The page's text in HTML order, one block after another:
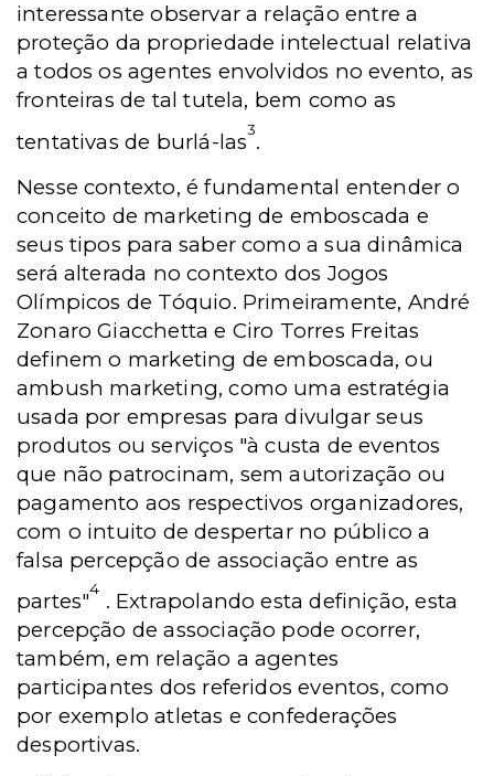
interessante observar a relação entre a
proteção da propriedade intelectual relativa
a todos os agentes envolvidos no evento, as
fronteiras de tal tutela, bem como as
tentativas de burlá-las3.
Nesse contexto, é fundamental entender o
conceito de marketing de emboscada e
seus tipos para saber como a sua dinâmica
será alterada no contexto dos Jogos
Olímpicos de Tóquio. Primeiramente, André
Zonaro Giacchetta e Ciro Torres Freitas
definem o marketing de emboscada, ou
ambush marketing, como uma estratégia
usada por empresas para divulgar seus
produtos ou serviços "à custa de eventos
que não patrocinam, sem autorização ou
pagamento aos respectivos organizadores,
com o intuito de despertar no público a
falsa percepção de associação entre as
partes"4 . Extrapolando esta definição, esta
percepção de associação pode ocorrer,
também, em relação a agentes
participantes dos referidos eventos, como
por exemplo atletas e confederações
desportivas.